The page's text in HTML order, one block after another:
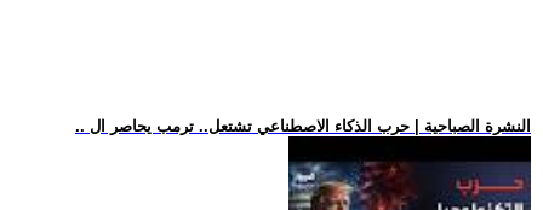
.. النشرة الصباحية | حرب الذكاء الاصطناعي تشتعل.. ترمب يحاصر ال